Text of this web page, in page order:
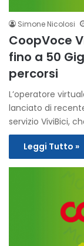
Simone Nicolosi
CoopVoce
fino a 50
percorsi
L’operatore
lanciato di
servizio ViviBici,
Leggi Tutto »